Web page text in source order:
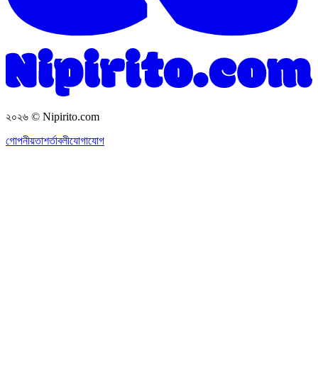
২০২৬ © Nipirito.com
গোপনীয়তাশর্তাবলীযোগাযোগ